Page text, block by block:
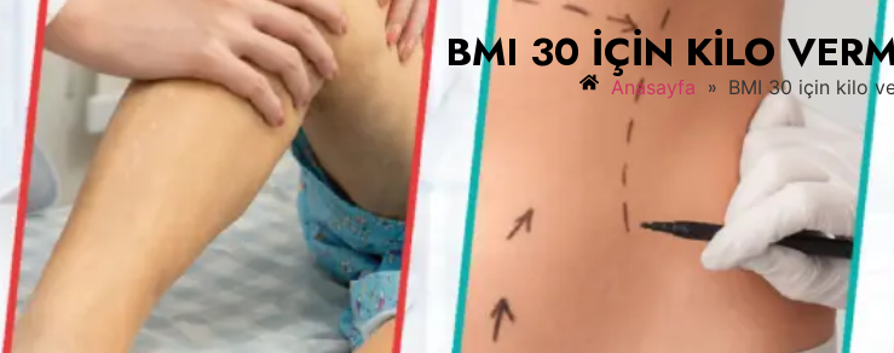
BMI 30 IÇIN KILO
Anasayfa » BMI 30 için kilo